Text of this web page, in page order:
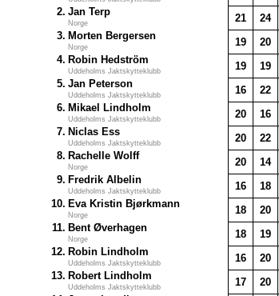
2. Jan Terp
Norge 21 24
3. Morten Bergersen
Norge 19 20
4. Robin Hedström
Uddeholms Jaktskytteklubb 19 19
5. Jan Peterson
Uddeholms Jaktskytteklubb 16 22
6. Mikael Lindholm
Uddeholms Jaktskytteklubb 20 16
7. Niclas Ess
Uddeholms Jaktskytteklubb 20 22
8. Rachelle Wolff
Norge 20 14
9. Fredrik Albelin
Uddeholms Jaktskytteklubb 16 18
10. Eva Kristin Bjørkmann
Norge 18 20
11. Bent Øverhagen
Norge 18 19
12. Robin Lindholm
Uddeholms Jaktskytteklubb 16 20
13. Robert Lindholm
Uddeholms Jaktskytteklubb 17 20